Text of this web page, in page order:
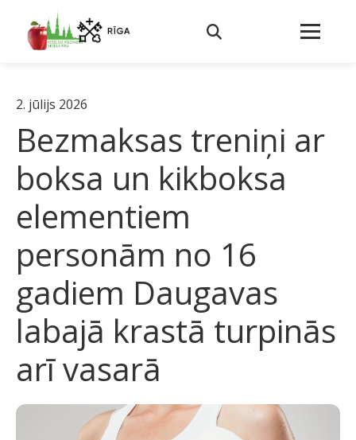
2. jūlijs 2026
Bezmaksas treniņi ar
boksa un kikboksa
elementiem
personām no 16
gadiem Daugavas
labajā krastā turpinās
arī vasarā